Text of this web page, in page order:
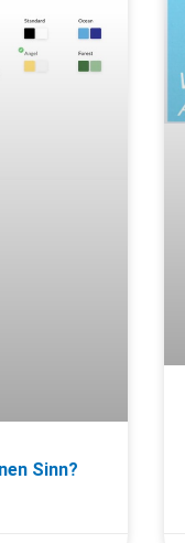
Sinn?